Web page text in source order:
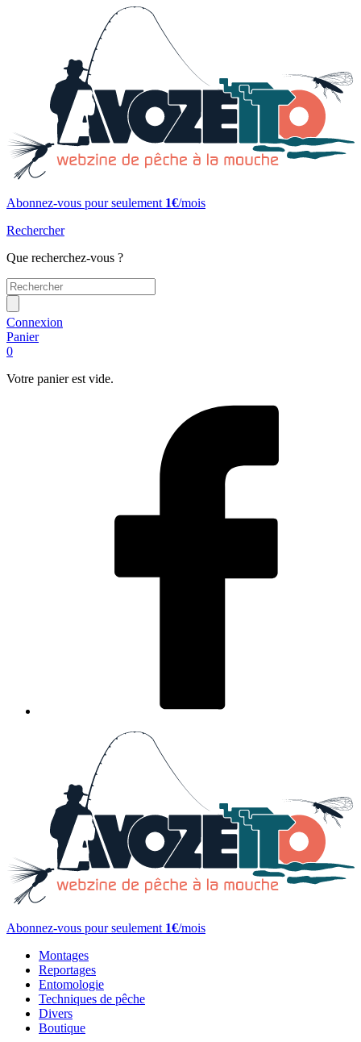
Abonnez-vous pour seulement 1€/mois
Rechercher
Que recherchez-vous ?
Connexion
Panier
0
Votre panier est vide.
Abonnez-vous pour seulement 1€/mois
Montages
Reportages
Entomologie
Techniques de pêche
Divers
Boutique